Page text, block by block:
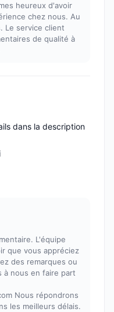
heureux d'avoir
chez nous. Au
Le service client
de qualité à
dans la description
L'équipe
que vous appréciez
des remarques ou
à nous en faire part
Nous répondrons
les meilleurs délais.